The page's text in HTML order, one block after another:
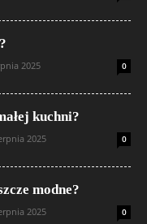
2025 0
kuchni?
2025 0
modne?
2025 0